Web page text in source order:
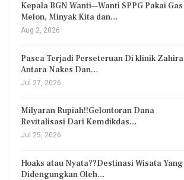
Kepala BGN Wanti—Wanti SPPG Pakai Gas
Melon, Minyak Kita dan…
Aug 2, 2026
Pasca Terjadi Perseteruan Di klinik Zahira
Antara Nakes Dan…
Jul 27, 2026
Milyaran Rupiah!!Gelontoran Dana
Revitalisasi Dari Kemdikdas…
Jul 25, 2026
Hoaks atau Nyata??Destinasi Wisata Yang
Didengungkan Oleh…